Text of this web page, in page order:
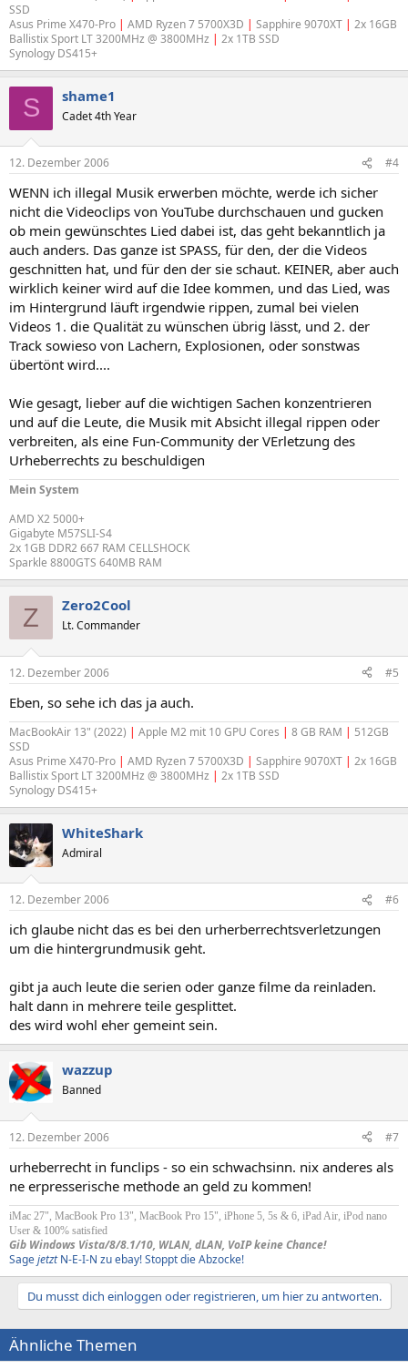
SSD
Asus Prime X470-Pro | AMD Ryzen 7 5700X3D | Sapphire 9070XT | 2x 16GB
Ballistix Sport LT 3200MHz @ 3800MHz | 2x 1TB SSD
Synology DS415+
S shame1
Cadet 4th Year
12. Dezember 2006 #4
WENN ich illegal Musik erwerben möchte, werde ich sicher
nicht die Videoclips von YouTube durchschauen und gucken
ob mein gewünschtes Lied dabei ist, das geht bekanntlich ja
auch anders. Das ganze ist SPASS, für den, der die Videos
geschnitten hat, und für den der sie schaut. KEINER, aber auch
wirklich keiner wird auf die Idee kommen, und das Lied, was
im Hintergrund läuft irgendwie rippen, zumal bei vielen
Videos 1. die Qualität zu wünschen übrig lässt, und 2. der
Track sowieso von Lachern, Explosionen, oder sonstwas
übertönt wird....
Wie gesagt, lieber auf die wichtigen Sachen konzentrieren
und auf die Leute, die Musik mit Absicht illegal rippen oder
verbreiten, als eine Fun-Community der VErletzung des
Urheberrechts zu beschuldigen
Mein System
AMD X2 5000+
Gigabyte M57SLI-S4
2x 1GB DDR2 667 RAM CELLSHOCK
Sparkle 8800GTS 640MB RAM
Z Zero2Cool
Lt. Commander
12. Dezember 2006 #5
Eben, so sehe ich das ja auch.
MacBookAir 13" (2022) | Apple M2 mit 10 GPU Cores | 8 GB RAM | 512GB
SSD
Asus Prime X470-Pro | AMD Ryzen 7 5700X3D | Sapphire 9070XT | 2x 16GB
Ballistix Sport LT 3200MHz @ 3800MHz | 2x 1TB SSD
Synology DS415+
WhiteShark
Admiral
12. Dezember 2006 #6
ich glaube nicht das es bei den urherberrechtsverletzungen
um die hintergrundmusik geht.
gibt ja auch leute die serien oder ganze filme da reinladen.
halt dann in mehrere teile gesplittet.
des wird wohl eher gemeint sein.
wazzup
Banned
12. Dezember 2006 #7
urheberrecht in funclips - so ein schwachsinn. nix anderes als
ne erpresserische methode an geld zu kommen!
iMac 27", MacBook Pro 13", MacBook Pro 15", iPhone 5, 5s & 6, iPad Air, iPod nano
User & 100% satisfied
Gib Windows Vista/8/8.1/10, WLAN, dLAN, VoIP keine Chance!
SagejetztN-E-I-N zu ebay! Stoppt die Abzocke!
Du musst dich einloggen oder registrieren, um hier zu antworten.
Ähnliche Themen